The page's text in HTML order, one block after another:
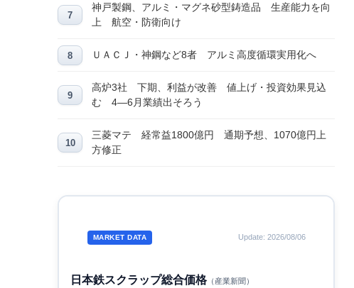
神戸製鋼、アルミ・マグネ砂型鋳造品 生産能力を向
上 航空・防衛向け
ＵＡＣＪ・神鋼など8者 アルミ高度循環実用化へ
高炉3社 下期、利益が改善 値上げ・投資効果見込
む 4―6月業績出そろう
三菱マテ 経常益1800億円 通期予想、1070億円上
方修正
MARKET DATA Update: 2026/08/06
日本鉄スクラップ総合価格（産業新聞）